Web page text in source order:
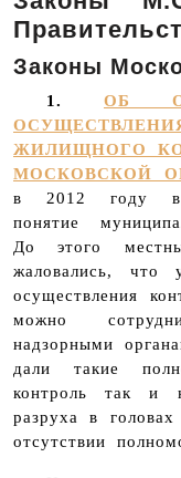
Законы
1. ОБ
ЖИЛИЩНОГО
МОСКОВСКОЙ
в 2012 году в
понятие
До этого
жаловались,
осуществления
можно
надзорными
дали такие
контроль так и
разруха в
отсутствии